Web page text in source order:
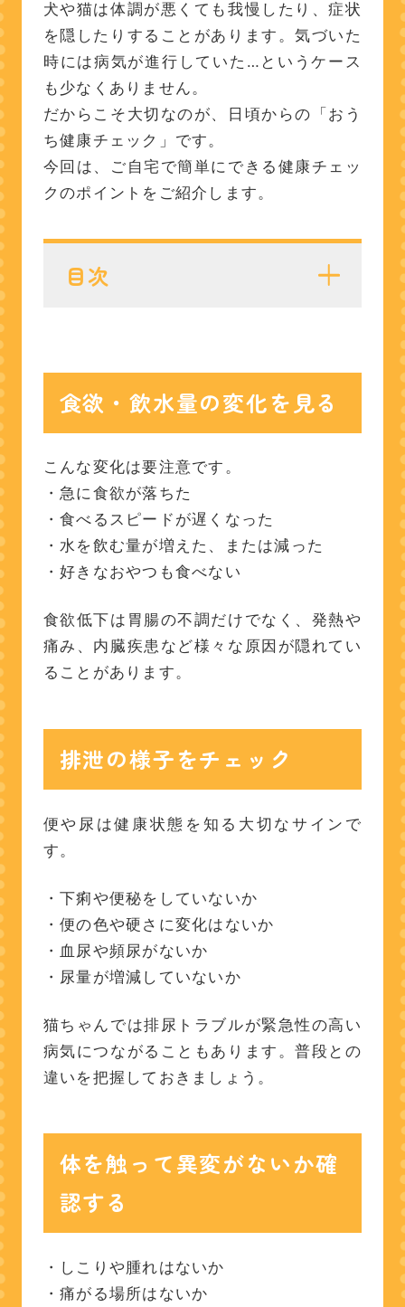
犬や猫は体調が悪くても我慢したり、症状
を隠したりすることがあります。気づいた
時には病気が進行していた…というケース
も少なくありません。
だからこそ大切なのが、日頃からの「おう
ち健康チェック」です。
今回は、ご自宅で簡単にできる健康チェッ
クのポイントをご紹介します。
目次
排泄の様子をチェック
体を触って異変がないか確
口の中やニオイを確認する
動きや行動の変化を見る
食欲・飲水量の変化を見る
こんな変化は要注意です。
・急に食欲が落ちた
・食べるスピードが遅くなった
・水を飲む量が増えた、または減った
・好きなおやつも食べない
食欲低下は胃腸の不調だけでなく、発熱や
痛み、内臓疾患など様々な原因が隠れてい
ることがあります。
排泄の様子をチェック
便や尿は健康状態を知る大切なサインで
す。
・下痢や便秘をしていないか
・便の色や硬さに変化はないか
・血尿や頻尿がないか
・尿量が増減していないか
猫ちゃんでは排尿トラブルが緊急性の高い
病気につながることもあります。普段との
違いを把握しておきましょう。
体を触って異変がないか確
認する
・しこりや腫れはないか
・痛がる場所はないか